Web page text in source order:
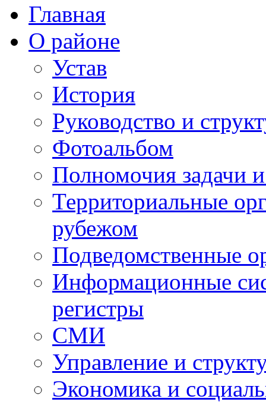
Главная
О районе
Устав
История
Руководство и
Фотоальбом
Полномочия задачи
Территориальные
рубежом
Подведомственные
Информационные
регистры
СМИ
Управление и
Экономика и